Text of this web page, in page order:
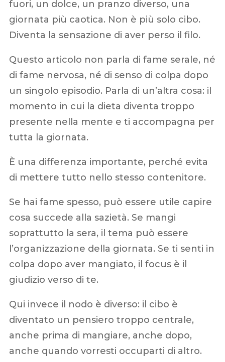
fuori, un dolce, un pranzo diverso, una
giornata più caotica. Non è più solo cibo.
Diventa la sensazione di aver perso il filo.
Questo articolo non parla di fame serale, né
di fame nervosa, né di senso di colpa dopo
un singolo episodio. Parla di un’altra cosa: il
momento in cui la dieta diventa troppo
presente nella mente e ti accompagna per
tutta la giornata.
È una differenza importante, perché evita
di mettere tutto nello stesso contenitore.
Se hai fame spesso, può essere utile capire
cosa succede alla sazietà. Se mangi
soprattutto la sera, il tema può essere
l’organizzazione della giornata. Se ti senti in
colpa dopo aver mangiato, il focus è il
giudizio verso di te.
Qui invece il nodo è diverso: il cibo è
diventato un pensiero troppo centrale,
anche prima di mangiare, anche dopo,
anche quando vorresti occuparti di altro.